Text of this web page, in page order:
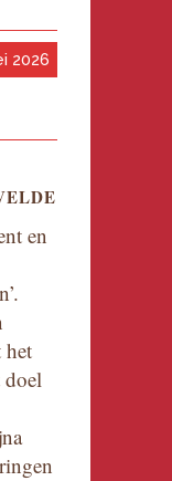
2026
en
het
doel